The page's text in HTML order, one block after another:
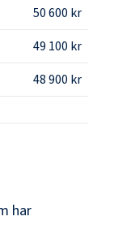
50 600 kr
49 100 kr
48 900 kr
har